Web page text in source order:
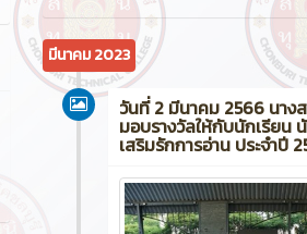
มีนาคม 2023
วันที่ 2 มีนาคม 2566 นาง
มอบรางวัลให้กับนักเรียน
เสริมรักการอ่าน ประจำปี